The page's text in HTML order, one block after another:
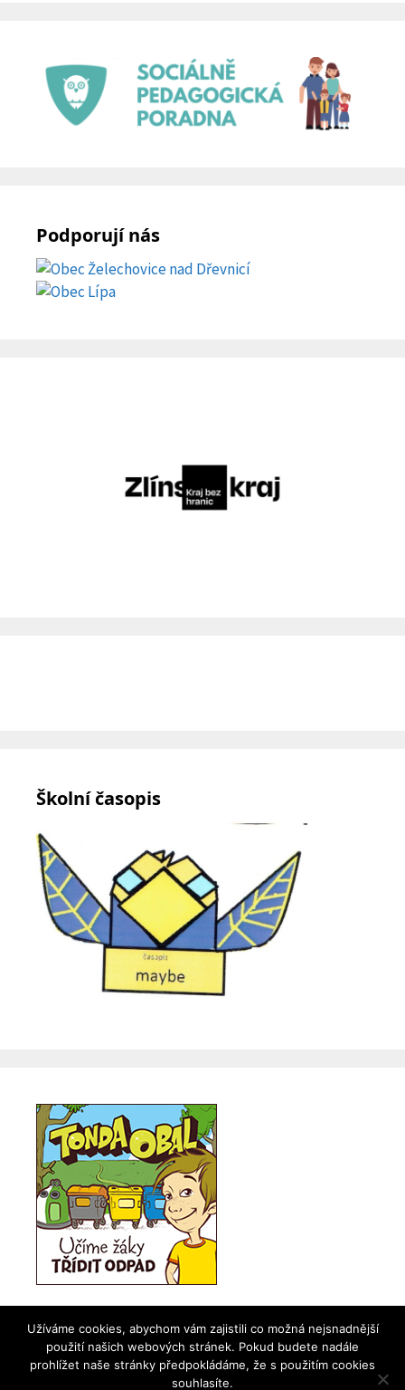
Podporují nás
Školní časopis
Užíváme cookies, abychom vám zajistili co možná nejsnadnější
použití našich webových stránek. Pokud budete nadále
prohlížet naše stránky předpokládáme, že s použitím cookies
souhlasíte.